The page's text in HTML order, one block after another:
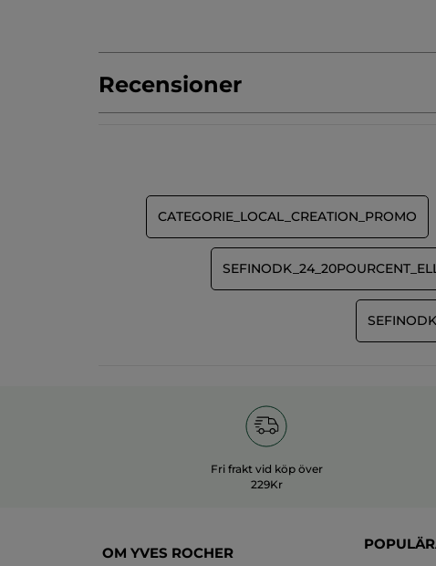
Recensioner
för
LÄGG TILL RECENSION
CATEGORIE_LOCAL_CREATION_PROMO
Fri frakt vid köp över
229Kr
OM YVES ROCHER